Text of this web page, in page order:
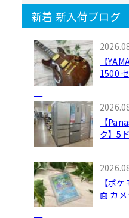
新着 新入荷ブログ
【
1500
【
ク】5
【ポ
面 カメ